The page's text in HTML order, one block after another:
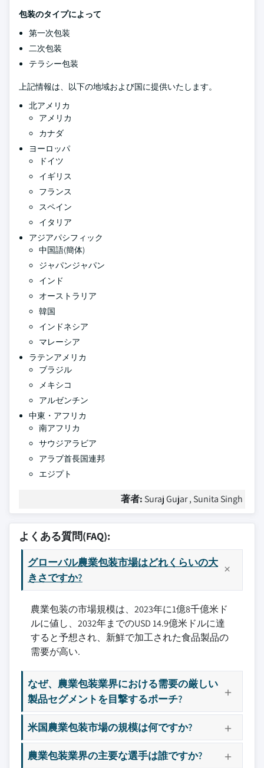
包装のタイプによって
第一次包装
二次包装
テラシー包装
上記情報は、以下の地域および国に提供いたします。
北アメリカ
アメリカ
カナダ
ヨーロッパ
ドイツ
イギリス
フランス
スペイン
イタリア
アジアパシフィック
中国語(簡体)
ジャパンジャパン
インド
オーストラリア
韓国
インドネシア
マレーシア
ラテンアメリカ
ブラジル
メキシコ
アルゼンチン
中東・アフリカ
南アフリカ
サウジアラビア
アラブ首長国連邦
エジプト
著者: Suraj Gujar , Sunita Singh
よくある質問(FAQ):
グローバル農業包装市場はどれくらいの大
きさですか?
農業包装の市場規模は、2023年に1億8千億米ド
ルに値し、2032年までのUSD 14.9億米ドルに達
すると予想され、新鮮で加工された食品製品の
需要が高い.
なぜ、農業包装業界における需要の厳しい
製品セグメントを目撃するポーチ?
米国農業包装市場の規模は何ですか?
農業包装業界の主要な選手は誰ですか?